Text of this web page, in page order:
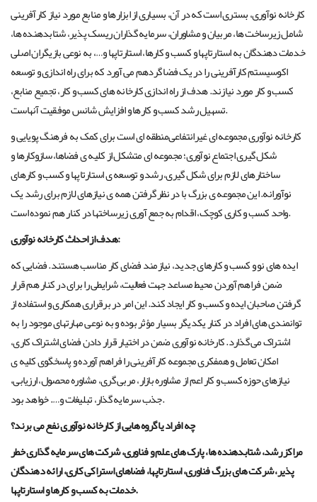
کارخانه نوآوری، بستری است که در آن، بسیاری از ابزارها و منابع مورد نیاز کارآفرینی
شامل زیرساخت ها، مربیان و مشاوران، سرمایه گذاران ریسک پذیر، شتابدهنده ها،
خدمات دهندگان به استارتاپها و کسب و کارها، استارتاپها و…، به نوعی بازیگران اصلی
اکوسیستم کارآفرینی را در یک فضا گردهم می آورد که برای راه اندازی و توسعه
کسب و کار مورد نیازند. هدف از راه اندازی کارخانه های کسب و کار، تجمیع منابع،
تسهیل رشد کسب و کارها و افزایش شانس موفقیت آنهاست.
کارخانه نوآوری مجموعه ای غیرانتفاعی‌منطقه ای است برای کمک به فرهنگ پویایی و
شکل گیری اجتماع نوآوری؛ مجموعه ای متشکل از کلیه ی فضاها، سازوکارها و
ساختارهای لازم برای شکل گیری، رشد و توسعه ی استارتاپها و کسب و کارهای
نوآورانه. این مجموعه ی بزرگ با در نظر گرفتن همه ی نیازهای لازم برای رشد یک
واحد کسب و کاری کوچک، اقدام به جمع آوری زیرساختها در کنار هم نموده است.
هدف از احداث کارخانه نوآوری:
ایده های نو و کسب و کارهای جدید، نیازمند فضای کار مناسب هستند. فضایی که
ضمن فراهم آوردن محیط مساعد جهت فعالیت، شرایطی را برای در کنار هم قرار
گرفتن صاحبان ایده و کسب و کار ایجاد کند. این امر در برقراری همکاری و استفاده از
توانمندی های افراد در کنار یکدیگر بسیار مؤثر بوده و به نوعی مهارتهای موجود را به
اشتراک می گذارد. کارخانه نوآوری ضمن در اختیار قرار دادن فضای اشتراک کاری،
امکان تعامل و همفکری مجموعه کارآفرینی را فراهم آورده و پاسخگوی کلیه ی
نیازهای حوزه کسب و کار اعم از مشاوره بازار، مربی گری، مشاوره محصول، ارزیابی،
جذب سرمایه گذار، تبلیغات و…. خواهد بود.
چه افراد یا گروه هایی از کارخانه نوآوری نفع می برند؟
مراکز رشد، شتابدهنده ها، پارک های علم و فناوری، شرکت های سرمایه گذاری خطر
پذیر، شرکت های بزرگ فناوری، استارتاپها، فضاهای استراکی کاری، ارائه دهندگان
خدمات به کسب و کارها و استارتاپها.